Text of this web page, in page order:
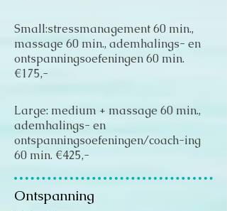
Small:stressmanagement 60 min.,
massage 60 min., ademhalings- en
ontspanningsoefeningen 60 min.
€175,-
Large: medium + massage 60 min.,
ademhalings- en
ontspanningsoefeningen/coach-ing
60 min. €425,-
Ontspanning